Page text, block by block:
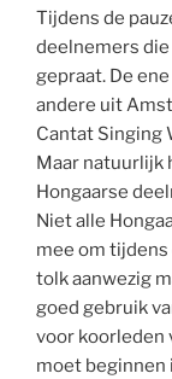
Tijdens de
deelnemers
gepraat. De
andere uit
Cantat Singing
Maar natuurlijk
Hongaarse
Niet alle
mee om
tolk aanwezig
goed gebruik
voor koorleden
moet beginnen